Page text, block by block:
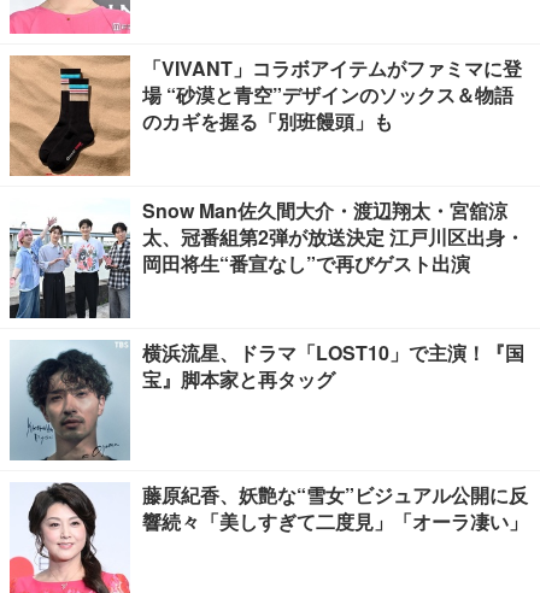
「VIVANT」コラボアイテムがファミマに登
場 “砂漠と青空”デザインのソックス＆物語
のカギを握る「別班饅頭」も
Snow Man佐久間大介・渡辺翔太・宮舘涼
太、冠番組第2弾が放送決定 江戸川区出身・
岡田将生“番宣なし”で再びゲスト出演
横浜流星、ドラマ「LOST10」で主演！『国
宝』脚本家と再タッグ
藤原紀香、妖艶な“雪女”ビジュアル公開に反
響続々「美しすぎて二度見」「オーラ凄い」